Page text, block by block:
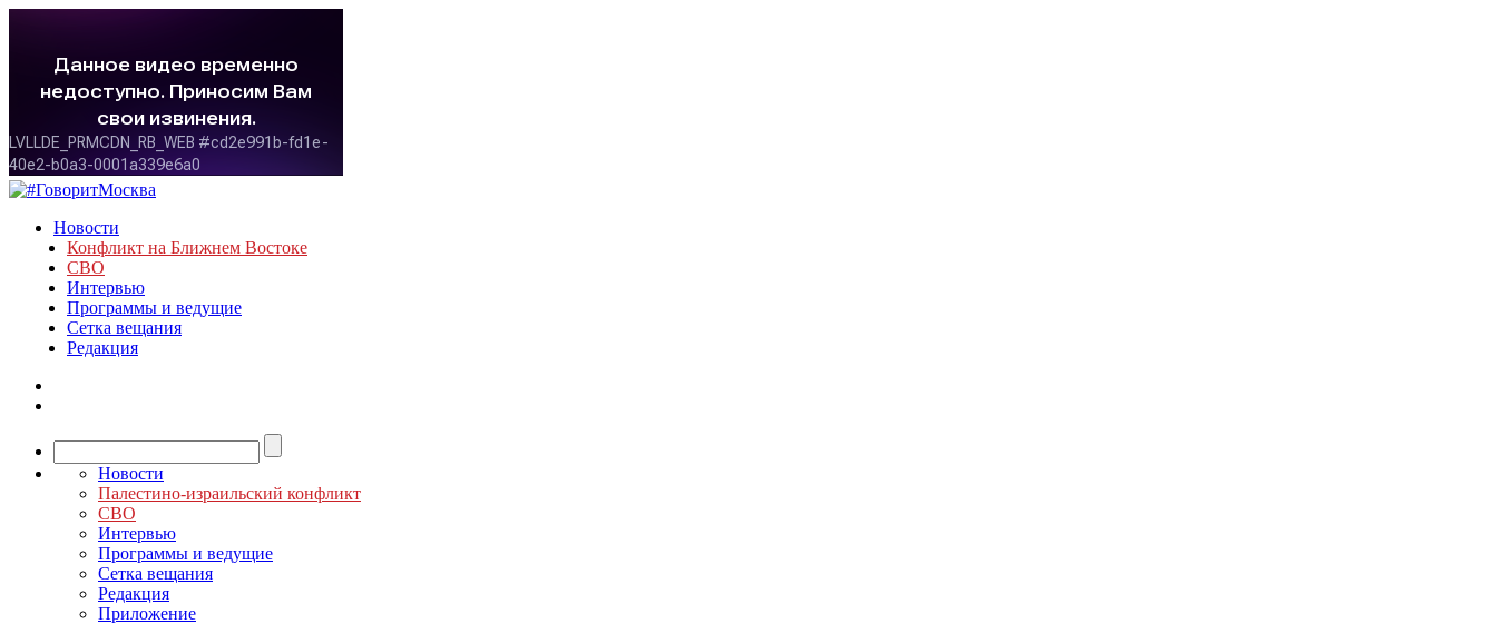
Новости
Конфликт на Ближнем Востоке
СВО
Интервью
Программы и ведущие
Сетка вещания
Редакция
Новости
Палестино-израильский конфликт
СВО
Интервью
Программы и ведущие
Сетка вещания
Редакция
Приложение